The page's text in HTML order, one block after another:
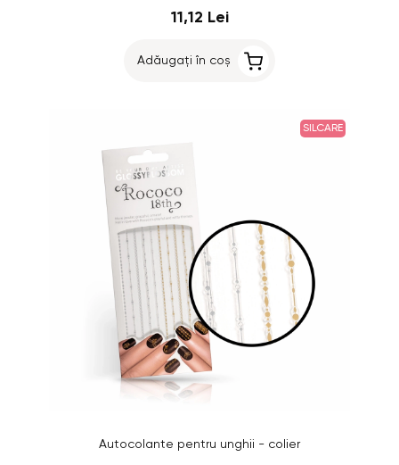
11,12 Lei
Adăugați în coș
SILCARE
Autocolante pentru unghii - colier